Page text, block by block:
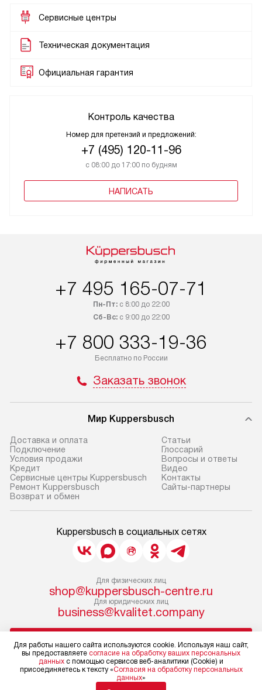
Сервисные центры
Техническая документация
Официальная гарантия
Контроль качества
Номер для претензий и предложений:
+7 (495) 120-11-96
с 08:00 до 17:00 по будням
НАПИСАТЬ
+7 495 165-07-71
Пн-Пт:с 8:00 до 22:00
Сб-Вс:с 9:00 до 22:00
+7 800 333-19-36
Бесплатно по России
Заказать звонок
Мир Kuppersbusch
Доставка и оплата
Подключение
Условия продажи
Кредит
Сервисные центры Kuppersbusch
Ремонт Kuppersbusch
Возврат и обмен
Cтатьи
Глоссарий
Вопросы и ответы
Видео
Контакты
Сайты-партнеры
Kuppersbusch в социальных сетях
Для физических лиц
shop@kuppersbusch-centre.ru
Для юридических лиц
business@kvalitet.company
Политика конфиденциальности
Условия продажи
Для работы нашего сайта используются cookie. Используя наш сайт,
вы предоставляете согласие на обработку ваших персональных
данных с помощью сервисов веб-аналитики (Cookie) и
присоединяетесь к тексту «Согласия на обработку персональных
данных»